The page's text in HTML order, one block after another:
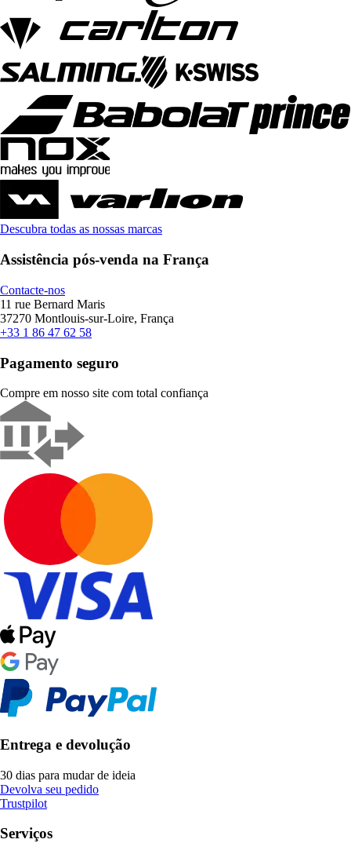
Descubra todas as nossas marcas
Assistência pós-venda na França
Contacte-nos
11 rue Bernard Maris
37270 Montlouis-sur-Loire, França
+33 1 86 47 62 58
Pagamento seguro
Compre em nosso site com total confiança
Entrega e devolução
30 dias para mudar de ideia
Devolva seu pedido
Trustpilot
Serviços